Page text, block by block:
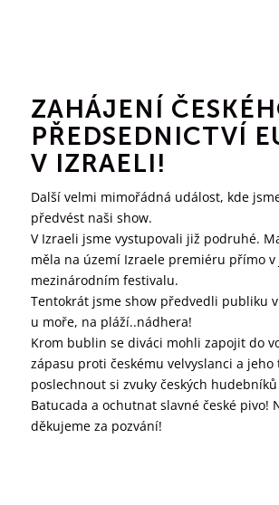
ZAHÁJENÍ
PŘEDSEDNICTVÍ
V IZRAELI!
Další velmi mimořádná událost, kde
předvést naši show.
V Izraeli jsme vystupovali již podruhé.
měla na území Izraele premiéru přímo v
mezinárodním festivalu.
Tentokrát jsme show předvedli publiku v
u moře, na pláží..nádhera!
Krom bublin se diváci mohli zapojit do
zápasu proti českému velvyslanci a jeho
poslechnout si zvuky českých hudebníků
Batucada a ochutnat slavné české pivo!
děkujeme za pozvání!